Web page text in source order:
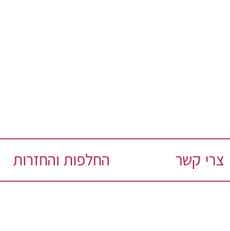
צרי קשר החלפות והחזרות